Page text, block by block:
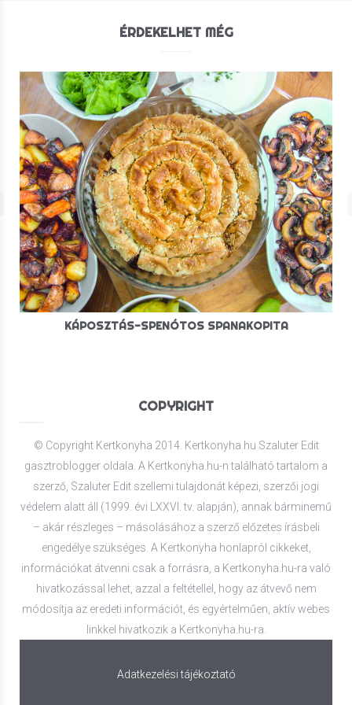
ÉRDEKELHET MÉG
KÁPOSZTÁS-SPENÓTOS SPANAKOPITA
COPYRIGHT
© Copyright Kertkonyha 2014. Kertkonyha.hu Szaluter Edit
gasztroblogger oldala. A Kertkonyha.hu-n található tartalom a
szerző, Szaluter Edit szellemi tulajdonát képezi, szerzői jogi
védelem alatt áll (1999. évi LXXVI. tv. alapján), annak bárminemű
– akár részleges – másolásához a szerző előzetes írásbeli
engedélye szükséges. A Kertkonyha honlapról cikkeket,
információkat átvenni csak a forrásra, a Kertkonyha.hu-ra való
hivatkozással lehet, azzal a feltétellel, hogy az átvevő nem
módosítja az eredeti információt, és egyértelműen, aktív webes
linkkel hivatkozik a Kertkonyha.hu-ra.
Adatkezelési tájékoztató